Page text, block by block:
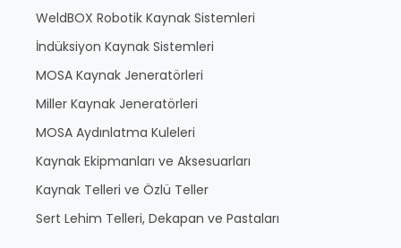
WeldBOX Robotik Kaynak Sistemleri
İndüksiyon Kaynak Sistemleri
MOSA Kaynak Jeneratörleri
Miller Kaynak Jeneratörleri
MOSA Aydınlatma Kuleleri
Kaynak Ekipmanları ve Aksesuarları
Kaynak Telleri ve Özlü Teller
Sert Lehim Telleri, Dekapan ve Pastaları